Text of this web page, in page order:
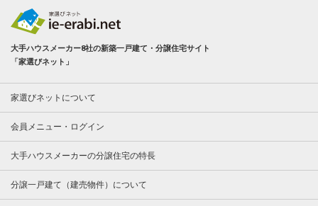
大手ハウスメーカー8社の新築一戸建て・分譲住宅サイト
「家選びネット」
家選びネットについて
会員メニュー・ログイン
大手ハウスメーカーの分譲住宅の特長
分譲一戸建て（建売物件）について